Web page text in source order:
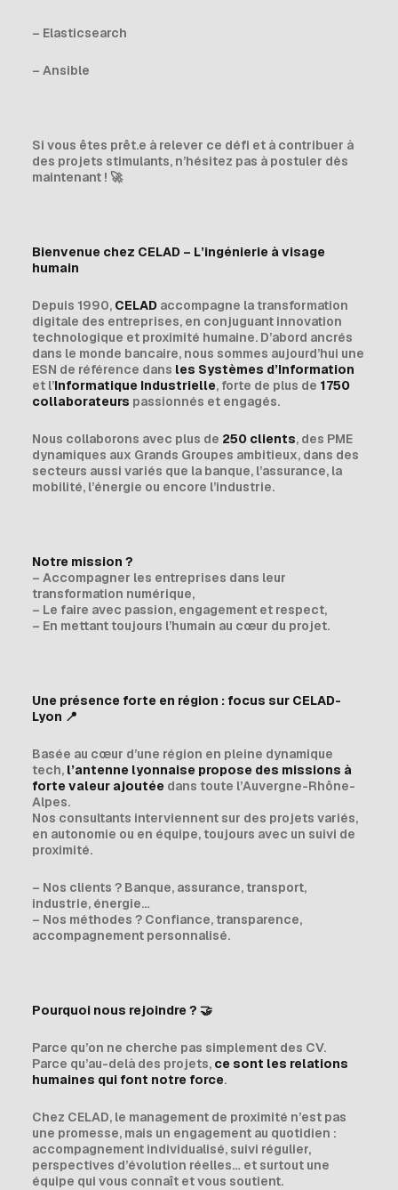
– Elasticsearch
– Ansible
Si vous êtes prêt.e à relever ce défi et à contribuer à
des projets stimulants, n’hésitez pas à postuler dès
maintenant ! 🚀
Bienvenue chez CELAD – L’ingénierie à visage
humain
Depuis 1990, CELAD accompagne la transformation
digitale des entreprises, en conjuguant innovation
technologique et proximité humaine. D’abord ancrés
dans le monde bancaire, nous sommes aujourd’hui une
ESN de référence dans les Systèmes d’Information
et l’Informatique Industrielle, forte de plus de 1750
collaborateurs passionnés et engagés.
Nous collaborons avec plus de 250 clients, des PME
dynamiques aux Grands Groupes ambitieux, dans des
secteurs aussi variés que la banque, l’assurance, la
mobilité, l’énergie ou encore l’industrie.
Notre mission ?
– Accompagner les entreprises dans leur
transformation numérique,
– Le faire avec passion, engagement et respect,
– En mettant toujours l’humain au cœur du projet.
Une présence forte en région : focus sur CELAD-
Lyon 📍
Basée au cœur d’une région en pleine dynamique
tech, l’antenne lyonnaise propose des missions à
forte valeur ajoutée dans toute l’Auvergne-Rhône-
Alpes.
Nos consultants interviennent sur des projets variés,
en autonomie ou en équipe, toujours avec un suivi de
proximité.
– Nos clients ? Banque, assurance, transport,
industrie, énergie…
– Nos méthodes ? Confiance, transparence,
accompagnement personnalisé.
Pourquoi nous rejoindre ? 🤝
Parce qu’on ne cherche pas simplement des CV.
Parce qu’au-delà des projets, ce sont les relations
humaines qui font notre force.
Chez CELAD, le management de proximité n’est pas
une promesse, mais un engagement au quotidien :
accompagnement individualisé, suivi régulier,
perspectives d’évolution réelles… et surtout une
équipe qui vous connaît et vous soutient.